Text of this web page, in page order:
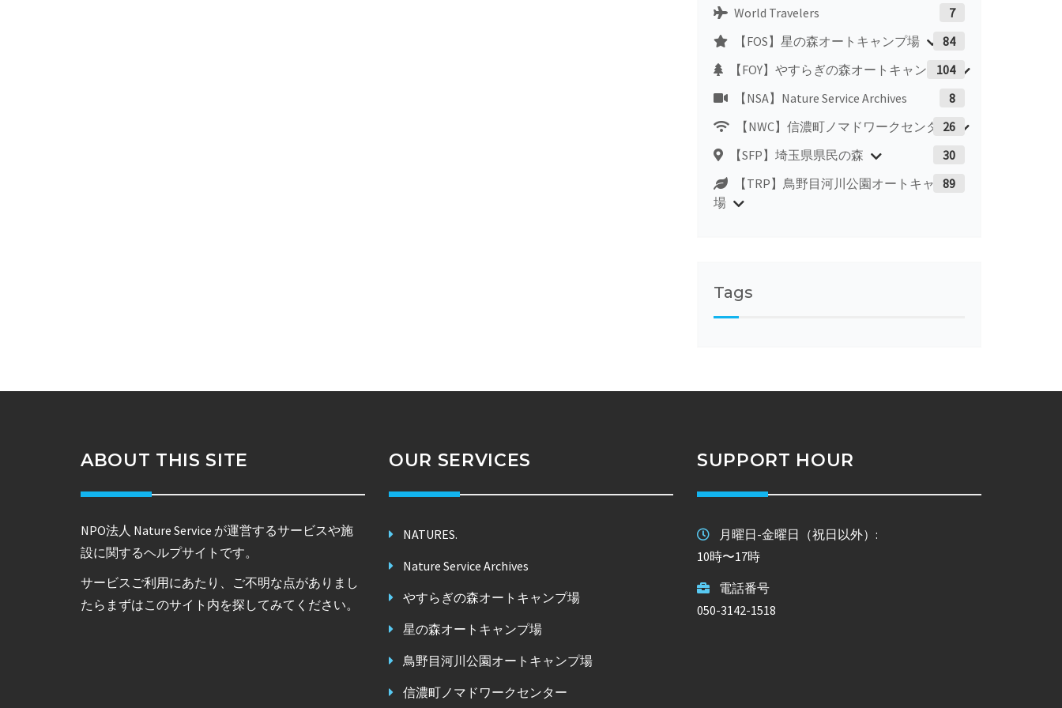
World Travelers
7
【FOS】星の森オートキャンプ場
84
【FOY】やすらぎの森オートキャンプ場
104
【NSA】Nature Service Archives
8
【NWC】信濃町ノマドワークセンター
26
【SFP】埼玉県県民の森
30
【TRP】鳥野目河川公園オートキャンプ
場
89
Tags
ABOUT THIS SITE
NPO法人 Nature Service が運営するサービスや施
設に関するヘルプサイトです。
サービスご利用にあたり、ご不明な点がありまし
たらまずはこのサイト内を探してみてください。
OUR SERVICES
NATURES.
Nature Service Archives
やすらぎの森オートキャンプ場
星の森オートキャンプ場
鳥野目河川公園オートキャンプ場
信濃町ノマドワークセンター
SUPPORT HOUR
月曜日-金曜日（祝日以外）:
10時〜17時
電話番号
050-3142-1518